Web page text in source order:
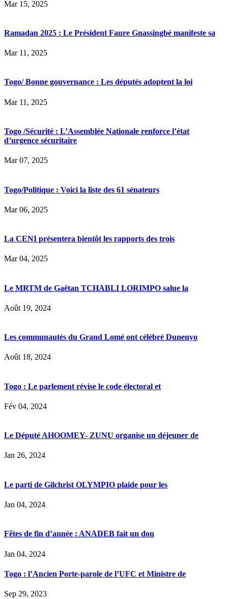
Mar 15, 2025
Ramadan 2025 : Le Président Faure Gnassingbé manifeste sa
Mar 11, 2025
Togo/ Bonne gouvernance : Les députés adoptent la loi
Mar 11, 2025
Togo /Sécurité : L’Assemblée Nationale renforce l’état
d’urgence sécuritaire
Mar 07, 2025
Togo/Politique : Voici la liste des 61 sénateurs
Mar 06, 2025
La CENI présentera bientôt les rapports des trois
Mar 04, 2025
Le MRTM de Gaëtan TCHABLI LORIMPO salue la
Août 19, 2024
Les communautés du Grand Lomé ont célébré Dunenyo
Août 18, 2024
Togo : Le parlement révise le code électoral et
Fév 04, 2024
Le Député AHOOMEY- ZUNU organise un déjeuner de
Jan 26, 2024
Le parti de Gilchrist OLYMPIO plaide pour les
Jan 04, 2024
Fêtes de fin d’année : ANADEB fait un don
Jan 04, 2024
Togo : l’Ancien Porte-parole de l’UFC et Ministre de
Sep 29, 2023